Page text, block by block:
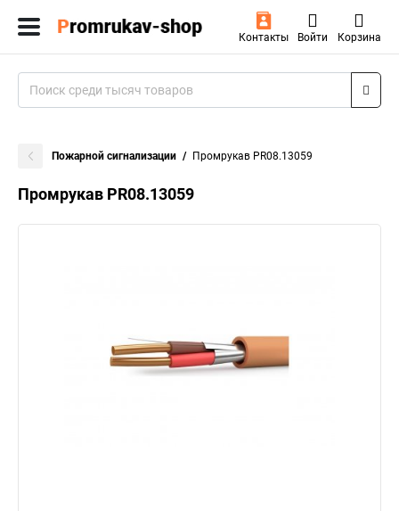
Контакты Войти Корзина
Пожарной сигнализации Промрукав PR08.13059
Промрукав PR08.13059